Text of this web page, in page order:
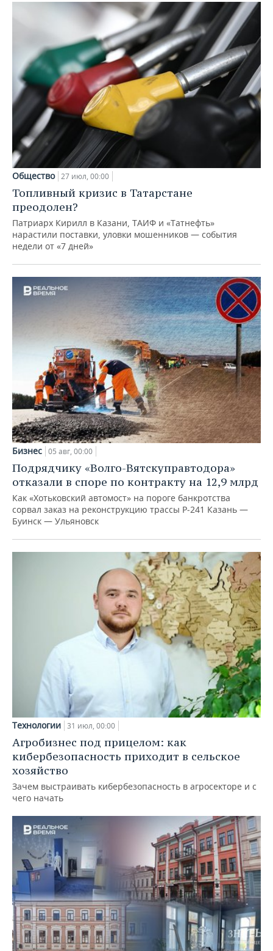
Общество 27 июл, 00:00
Топливный кризис в Татарстане
преодолен?
Патриарх Кирилл в Казани, ТАИФ и «Татнефть»
нарастили поставки, уловки мошенников — события
недели от «7 дней»
Бизнес 05 авг, 00:00
Подрядчику «Волго-Вятскуправтодора»
отказали в споре по контракту на 12,9 млрд
Как «Хотьковский автомост» на пороге банкротства
сорвал заказ на реконструкцию трассы Р‑241 Казань —
Буинск — Ульяновск
Технологии 31 июл, 00:00
Агробизнес под прицелом: как
кибербезопасность приходит в сельское
хозяйство
Зачем выстраивать кибербезопасность в агросекторе и с
чего начать